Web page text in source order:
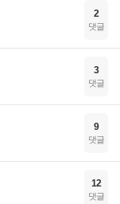
2
댓글
3
댓글
9
댓글
12
댓글